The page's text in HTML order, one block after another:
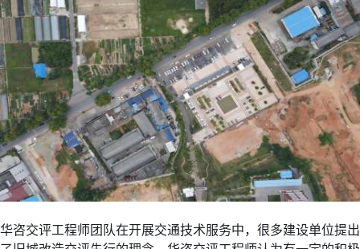
华咨交评工程师团队在开展交通技术服务中，很多建设单位提出